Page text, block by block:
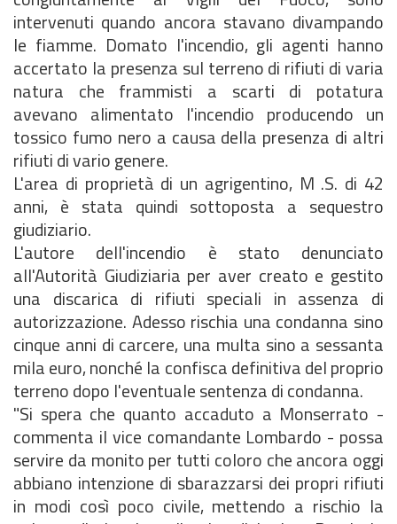
intervenuti quando ancora stavano divampando
le fiamme. Domato l'incendio, gli agenti hanno
accertato la presenza sul terreno di rifiuti di varia
natura che frammisti a scarti di potatura
avevano alimentato l'incendio producendo un
tossico fumo nero a causa della presenza di altri
rifiuti di vario genere.
L'area di proprietà di un agrigentino, M .S. di 42
anni, è stata quindi sottoposta a sequestro
giudiziario.
L'autore dell'incendio è stato denunciato
all'Autorità Giudiziaria per aver creato e gestito
una discarica di rifiuti speciali in assenza di
autorizzazione. Adesso rischia una condanna sino
cinque anni di carcere, una multa sino a sessanta
mila euro, nonché la confisca definitiva del proprio
terreno dopo l'eventuale sentenza di condanna.
"Si spera che quanto accaduto a Monserrato -
commenta il vice comandante Lombardo - possa
servire da monito per tutti coloro che ancora oggi
abbiano intenzione di sbarazzarsi dei propri rifiuti
in modi così poco civile, mettendo a rischio la